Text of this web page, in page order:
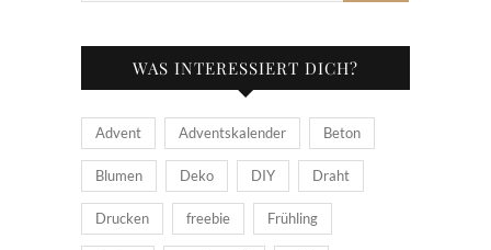
WAS INTERESSIERT DICH?
Advent Adventskalender Beton
Blumen Deko DIY Draht
Drucken freebie Frühling